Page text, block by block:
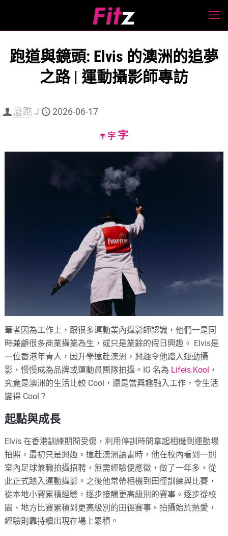
跑道與鏡頭: Elvis 的澳洲的追夢
之路 | 運動攝影師專訪
廢跑 J 2026-06-17
字Decrease
字Reset
字Increase
size.
筆者因為工作上，跟很多運動業內攝影師認識，他們一是同
時兼顧很多商業攝業為生，或只是業餘的假日興趣。 Elvis是
一位香港年青人，因升學遠赴澳洲，興趣令他踏入運動攝
影，慢慢成為品牌或運動員團隊拍攝。IG 名為 Lifeis.Kool ，
究竟是澳洲的生活比較 Cool，還是當興趣融入工作，令生活
變得 Cool？
起點與成長
Elvis 在香港訓練期間受傷，利用停訓時間拿起相機到運動場
拍照，最初只是興趣。遠赴澳洲讀書時，他在校內看到一則
室內足球兼職拍攝招聘，無需經驗便應徵，做了一年多，從
此正式踏入運動攝影。之後他常帶相機到田徑訓練與比賽，
從本地小賽累積經驗，逐步接觸更高級別的賽事。逐步從校
園、地方比賽累積到更高級別的田徑賽事。拍攝始於熱愛，
經驗則靠持續出現在場上累積。